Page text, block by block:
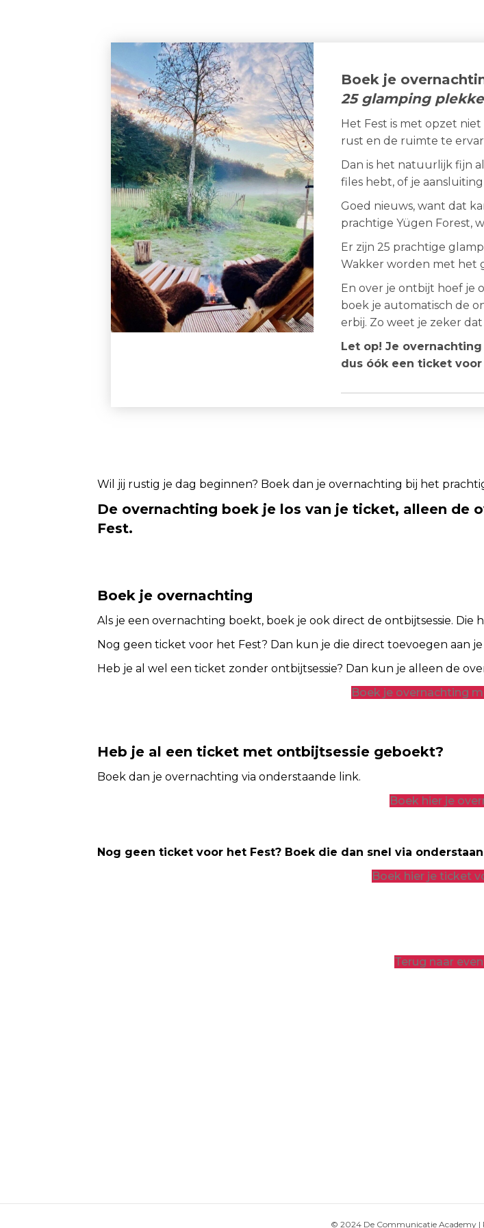
Boek je
25 glamping
Het Fest is met opzet
rust en de ruimte te
Dan is het natuurlijk fijn
files hebt, of je
Goed nieuws, want dat
prachtige Yügen Forest,
Er zijn 25 prachtige
Wakker worden met het
En over je ontbijt hoef je
boek je automatisch de
erbij. Zo weet je zeker
Let op! Je
dus óók een ticket
Wil jij rustig je dag beginnen? Boek dan je overnachting bij het
De overnachting boek je los van je ticket, alleen
Fest.
Boek je overnachting
Als je een overnachting boekt, boek je ook direct de ontbijtsessie. Die
Nog geen ticket voor het Fest? Dan kun je die direct toevoegen aan
Heb je al wel een ticket zonder ontbijtsessie? Dan kun je alleen de
Boek je overnachting
Heb je al een ticket met ontbijtsessie geboekt?
Boek dan je overnachting via onderstaande link.
Boek hier je
Nog geen ticket voor het Fest? Boek die dan snel via
Boek hier je ticket
Terug naar
© 2024 De Communicatie Academy |